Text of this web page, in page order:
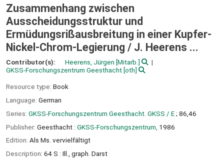
Zusammenhang zwischen
Ausscheidungsstruktur und
Ermüdungsrißausbreitung in einer Kupfer-
Nickel-Chrom-Legierung / J. Heerens ...
Contributor(s): Heerens, Jürgen [Mitarb.]
GKSS-Forschungszentrum Geesthacht [oth]
Resource type: Book
Language: German
Series: GKSS-Forschungszentrum Geesthacht. GKSS / E; 86,46
Publisher: Geesthacht : GKSS-Forschungszentrum, 1986
Edition: Als Ms. vervielfältigt
Description: 64 S : Ill., graph. Darst